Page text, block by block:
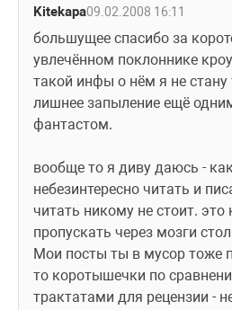
Kitekapa09.02.2008 16:11
большущее спасибо за
увлечённом поклоннике
такой инфы о нём я не стану
лишнее запыление ещё
фантастом.
вообще то я диву даюсь -
небезинтересно читать и
читать никому не стоит. это
пропускать через мозги
Мои посты ты в мусор тоже
то коротышечки по
трактатами для рецензии -